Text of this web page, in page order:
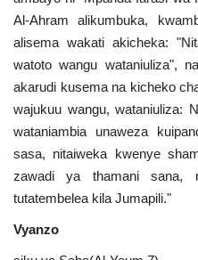
Al-Ahram alikumbuka,
alisema wakati akicheka:
watoto wangu wataniuliza",
akarudi kusema na kicheko
wajukuu wangu, wataniuliza:
wataniambia unaweza
sasa, nitaiweka kwenye
zawadi ya thamani sana,
tutatembelea kila Jumapili."
Vyanzo